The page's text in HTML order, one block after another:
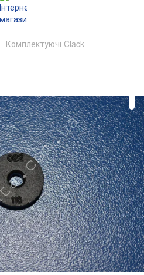
Комплектуючі Clack